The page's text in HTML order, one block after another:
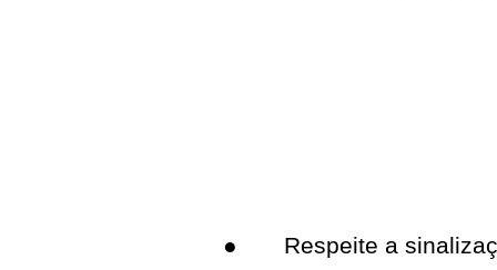
●
Respeite a